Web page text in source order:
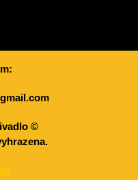
:
©